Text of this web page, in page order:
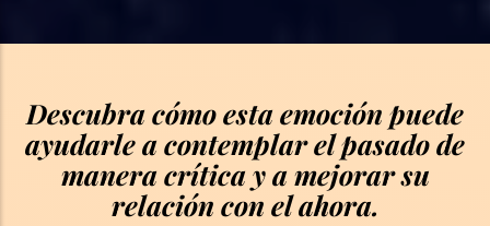
Descubra cómo esta emoción puede
ayudarle a contemplar el pasado de
manera crítica y a mejorar su
relación con el ahora.